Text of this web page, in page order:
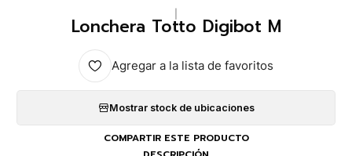
Lonchera Totto Digibot M
Agregar a la lista de favoritos
Mostrar stock de ubicaciones
COMPARTIR ESTE PRODUCTO